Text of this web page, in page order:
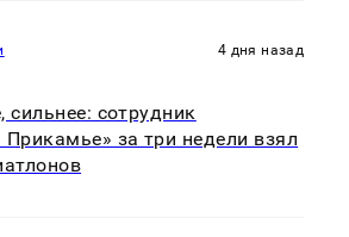
4 дня назад
сотрудник
за три недели взял